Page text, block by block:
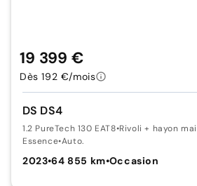
DS DS4
1.2 PureTech 130 EAT8•Rivoli + hayon
Essence•Auto.
2023•64 855 km•Occasion
19 399 €
Dès 192 €/mois